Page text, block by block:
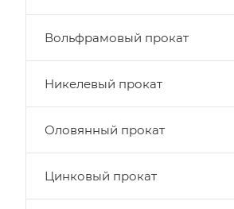
Вольфрамовый прокат
Никелевый прокат
Оловянный прокат
Цинковый прокат